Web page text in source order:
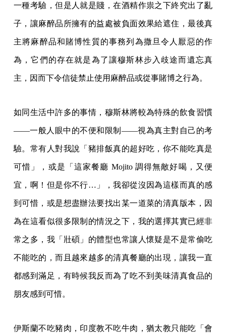
一種考驗，但是人就是賤，在酒精作祟之下終究出了亂
子，讓麻醉品所擁有的益處被負面效果給遮住，最後真
主將麻醉品和賭博性質的事務列為撒旦令人厭惡的作
為，它們的存在就是為了讓穆斯林步入歧途而遺忘真
主，因而下令信徒禁止使用麻醉品或從事賭博之行為。
如同生活中許多的事情，穆斯林將較為特殊的飲食習慣
——一般人眼中的不便和限制——視為真主對自己的考
驗。常有人對我說「豬排飯真的超好吃，你不能吃真是
可惜」，或是「這家餐廳 Mojito 調得無敵好喝，又便
宜，啊！但是你不行…」，我卻從沒因為這樣而真的感
到可惜，或是想盡辦法要找出某一道菜的清真版本，因
為在這看似很多限制的情況之下，我的選擇其實已經非
常之多，我「壯碩」的體型也常讓人懷疑是不是常偷吃
不能吃的，而且越來越多的清真餐廳的出現，讓我一直
都感到滿足，有時候我反而為了吃不到美味清真食品的
朋友感到可惜。
伊斯蘭不吃豬肉，印度教不吃牛肉，猶太教只能吃「會